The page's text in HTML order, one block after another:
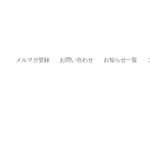
メルマガ登録 お問い合わせ お知らせ一覧